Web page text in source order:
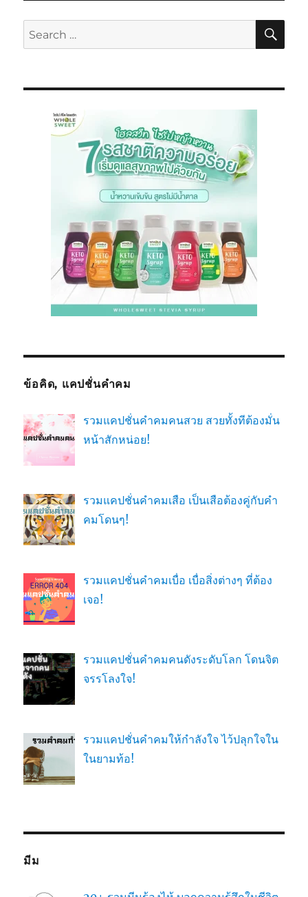
ข้อคิด, แคปชั่นคำคม
รวมแคปชั่นคำคมคนสวย สวยทั้งทีต้องมั่น
หน้าสักหน่อย!
รวมแคปชั่นคำคมเสือ เป็นเสือต้องคู่กับคำ
คมโดนๆ!
รวมแคปชั่นคำคมเบื่อ เบื่อสิ่งต่างๆ ที่ต้อง
เจอ!
รวมแคปชั่นคำคมคนดังระดับโลก โดนจิต
จรรโลงใจ!
รวมแคปชั่นคำคมให้กำลังใจ ไว้ปลุกใจใน
ในยามท้อ!
มีม